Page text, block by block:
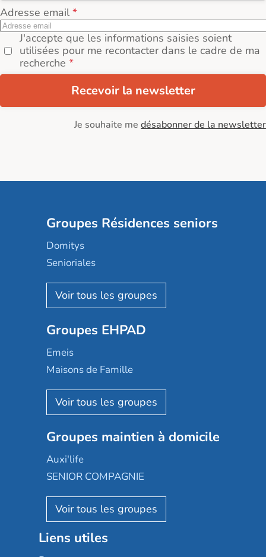
Adresse email
J'accepte que les informations saisies soient
utilisées pour me recontacter dans le cadre de ma
recherche
Recevoir la newsletter
Je souhaite me désabonner de la newsletter
Groupes Résidences seniors
Domitys
Senioriales
Nohée
Les Résidentiels
Mobicap
Domusvi
Happy Senior
Aquarelia
Nexity edenea
Les jardins d'Arcadie
Occitalia
Appartseniors
Reseda
Stella management
Les villages d'or
Groupes EHPAD
Emeis
Maisons de Famille
Korian
Emera
Groupe SOS
Le Noble Âge
Almage
Résidalya
Groupe aplus
Groupes maintien à domicile
Auxi'life
SENIOR COMPAGNIE
AGE D'OR Services
Liens utiles